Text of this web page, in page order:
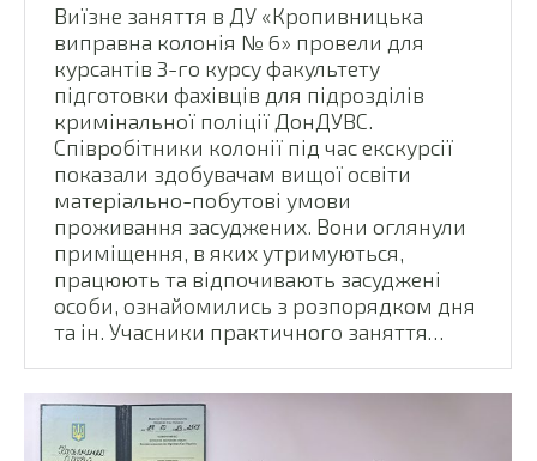
Виїзне заняття в ДУ «Кропивницька
виправна колонія № 6» провели для
курсантів 3-го курсу факультету
підготовки фахівців для підрозділів
кримінальної поліції ДонДУВС.
Співробітники колонії під час екскурсії
показали здобувачам вищої освіти
матеріально-побутові умови
проживання засуджених. Вони оглянули
приміщення, в яких утримуються,
працюють та відпочивають засуджені
особи, ознайомились з розпорядком дня
та ін. Учасники практичного заняття…